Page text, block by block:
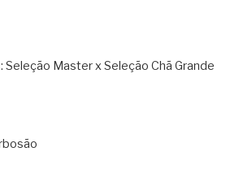
Seleção Master x Seleção Chã Grande